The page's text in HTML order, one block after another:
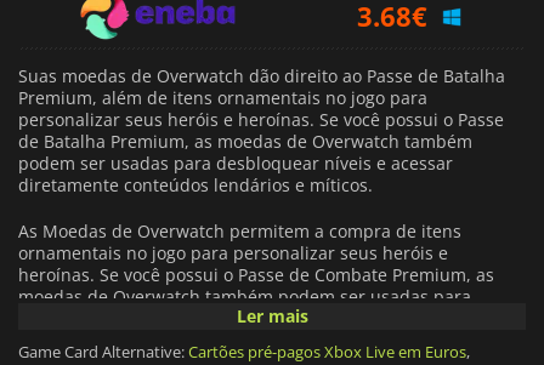
3.79€
8.89€
Suas moedas de Overwatch dão direito ao Passe de Batalha
Premium, além de itens ornamentais no jogo para
personalizar seus heróis e heroínas. Se você possui o Passe
de Batalha Premium, as moedas de Overwatch também
podem ser usadas para desbloquear níveis e acessar
diretamente conteúdos lendários e míticos.
As Moedas de Overwatch permitem a compra de itens
ornamentais no jogo para personalizar seus heróis e
heroínas. Se você possui o Passe de Combate Premium, as
moedas de Overwatch também podem ser usadas para
desbloquear níveis e acessar diretamente conteúdos
lendários e míticos.
Ler mais
Game Card Alternative:Cartões pré-pagos Xbox Live em Euros,